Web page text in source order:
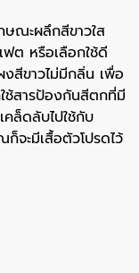
ณะผลึกสีขาวใส
ต หรือเลือกใช้ดี
สีขาวไม่มีกลิ่น เพื่อ
ช้สารป้องกันสีตกที่มี
ล็ดลับไปใช้กับ
จะมีเสื้อตัวโปรดไว้